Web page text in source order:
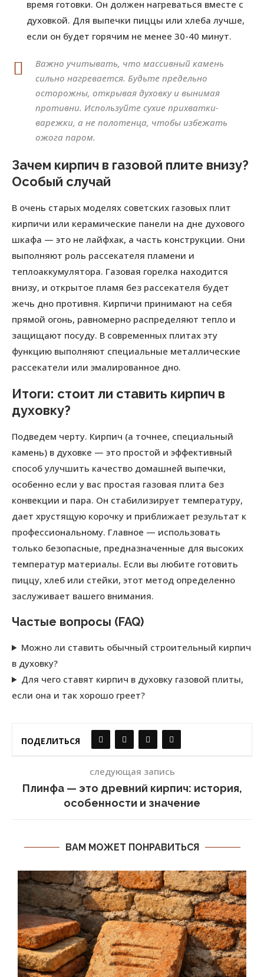
время готовки. Он должен нагреваться вместе с
духовкой. Для выпечки пиццы или хлеба лучше,
если он будет горячим не менее 30-40 минут.
Важно учитывать, что массивный камень
сильно нагревается. Будьте предельно
осторожны, открывая духовку и вынимая
противни. Используйте сухие прихватки-
варежки, а не полотенца, чтобы избежать
ожога паром.
Зачем кирпич в газовой плите внизу?
Особый случай
В очень старых моделях советских газовых плит
кирпичи или керамические панели на дне духового
шкафа — это не лайфхак, а часть конструкции. Они
выполняют роль рассекателя пламени и
теплоаккумулятора. Газовая горелка находится
внизу, и открытое пламя без рассекателя будет
жечь дно противня. Кирпичи принимают на себя
прямой огонь, равномерно распределяют тепло и
защищают посуду. В современных плитах эту
функцию выполняют специальные металлические
рассекатели или эмалированное дно.
Итоги: стоит ли ставить кирпич в
духовку?
Подведем черту. Кирпич (а точнее, специальный
камень) в духовке — это простой и эффективный
способ улучшить качество домашней выпечки,
особенно если у вас простая газовая плита без
конвекции и пара. Он стабилизирует температуру,
дает хрустящую корочку и приближает результат к
профессиональному. Главное — использовать
только безопасные, предназначенные для высоких
температур материалы. Если вы любите готовить
пиццу, хлеб или стейки, этот метод определенно
заслуживает вашего внимания.
Частые вопросы (FAQ)
Можно ли ставить обычный строительный кирпич
в духовку?
Для чего ставят кирпич в духовку газовой плиты,
если она и так хорошо греет?
ПОДЕЛИТЬСЯ
следующая запись
Плинфа — это древний кирпич: история,
особенности и значение
ВАМ МОЖЕТ ПОНРАВИТЬСЯ